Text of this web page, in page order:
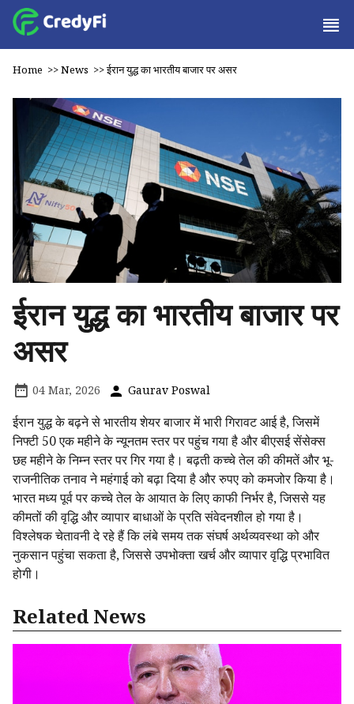
Home >>News >>ईरान युद्ध का भारतीय बाजार पर असर
ईरान युद्ध का भारतीय बाजार पर
असर
04 Mar, 2026 Gaurav Poswal
ईरान युद्ध के बढ़ने से भारतीय शेयर बाजार में भारी गिरावट आई है, जिसमें
निफ्टी 50 एक महीने के न्यूनतम स्तर पर पहुंच गया है और बीएसई सेंसेक्स
छह महीने के निम्न स्तर पर गिर गया है। बढ़ती कच्चे तेल की कीमतें और भू-
राजनीतिक तनाव ने महंगाई को बढ़ा दिया है और रुपए को कमजोर किया है।
भारत मध्य पूर्व पर कच्चे तेल के आयात के लिए काफी निर्भर है, जिससे यह
कीमतों की वृद्धि और व्यापार बाधाओं के प्रति संवेदनशील हो गया है।
विश्लेषक चेतावनी दे रहे हैं कि लंबे समय तक संघर्ष अर्थव्यवस्था को और
नुकसान पहुंचा सकता है, जिससे उपभोक्ता खर्च और व्यापार वृद्धि प्रभावित
होगी।
Related News